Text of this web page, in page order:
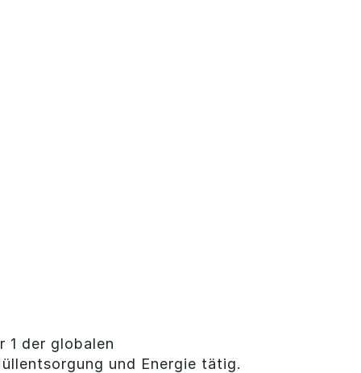
1 der globalen
und Energie tätig.